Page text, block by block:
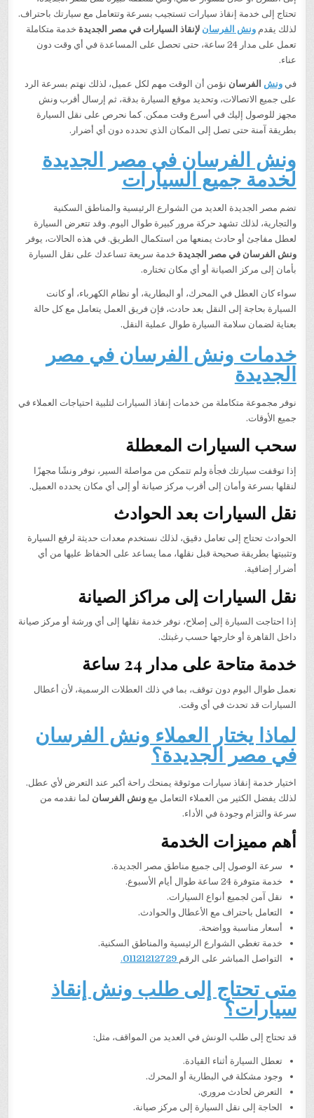
تحتاج إلى خدمة إنقاذ سيارات تستجيب بسرعة وتتعامل مع سيارتك باحتراف.
لذلك يقدمونش الفرسان لإنقاذ السيارات في مصر الجديدة خدمة متكاملة
تعمل على مدار 24 ساعة، حتى تحصل على المساعدة في أي وقت دون
عناء.
فيونش الفرسان نؤمن أن الوقت مهم لكل عميل، لذلك نهتم بسرعة الرد
على جميع الاتصالات، وتحديد موقع السيارة بدقة، ثم إرسال أقرب ونش
مجهز للوصول إليك في أسرع وقت ممكن. كما نحرص على نقل السيارة
بطريقة آمنة حتى تصل إلى المكان الذي تحدده دون أي أضرار.
ونش الفرسان في مصر الجديدة
لخدمة جميع السيارات
تضم مصر الجديدة العديد من الشوارع الرئيسية والمناطق السكنية
والتجارية، لذلك تشهد حركة مرور كبيرة طوال اليوم. وقد تتعرض السيارة
لعطل مفاجئ أو حادث يمنعها من استكمال الطريق. في هذه الحالات، يوفر
ونش الفرسان في مصر الجديدة خدمة سريعة تساعدك على نقل السيارة
بأمان إلى مركز الصيانة أو أي مكان تختاره.
سواء كان العطل في المحرك، أو البطارية، أو نظام الكهرباء، أو كانت
السيارة بحاجة إلى النقل بعد حادث، فإن فريق العمل يتعامل مع كل حالة
بعناية لضمان سلامة السيارة طوال عملية النقل.
خدمات ونش الفرسان في مصر
الجديدة
نوفر مجموعة متكاملة من خدمات إنقاذ السيارات لتلبية احتياجات العملاء في
جميع الأوقات.
سحب السيارات المعطلة
إذا توقفت سيارتك فجأة ولم تتمكن من مواصلة السير، نوفر ونشًا مجهزًا
لنقلها بسرعة وأمان إلى أقرب مركز صيانة أو إلى أي مكان يحدده العميل.
نقل السيارات بعد الحوادث
الحوادث تحتاج إلى تعامل دقيق، لذلك نستخدم معدات حديثة لرفع السيارة
وتثبيتها بطريقة صحيحة قبل نقلها، مما يساعد على الحفاظ عليها من أي
أضرار إضافية.
نقل السيارات إلى مراكز الصيانة
إذا احتاجت السيارة إلى إصلاح، نوفر خدمة نقلها إلى أي ورشة أو مركز صيانة
داخل القاهرة أو خارجها حسب رغبتك.
خدمة متاحة على مدار 24 ساعة
نعمل طوال اليوم دون توقف، بما في ذلك العطلات الرسمية، لأن أعطال
السيارات قد تحدث في أي وقت.
لماذا يختار العملاء ونش الفرسان
في مصر الجديدة؟
اختيار خدمة إنقاذ سيارات موثوقة يمنحك راحة أكبر عند التعرض لأي عطل.
لذلك يفضل الكثير من العملاء التعامل معونش الفرسان لما نقدمه من
سرعة والتزام وجودة في الأداء.
أهم مميزات الخدمة
سرعة الوصول إلى جميع مناطق مصر الجديدة.
خدمة متوفرة 24 ساعة طوال أيام الأسبوع.
نقل آمن لجميع أنواع السيارات.
التعامل باحتراف مع الأعطال والحوادث.
أسعار مناسبة وواضحة.
خدمة تغطي الشوارع الرئيسية والمناطق السكنية.
التواصل المباشر على الرقم 01121212729
.
متى تحتاج إلى طلب ونش إنقاذ
سيارات؟
قد تحتاج إلى طلب الونش في العديد من المواقف، مثل:
تعطل السيارة أثناء القيادة.
وجود مشكلة في البطارية أو المحرك.
التعرض لحادث مروري.
الحاجة إلى نقل السيارة إلى مركز صيانة.